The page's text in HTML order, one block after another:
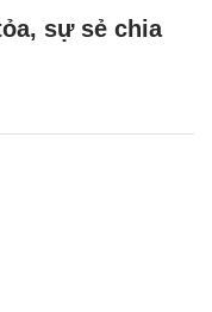
sự sẻ chia